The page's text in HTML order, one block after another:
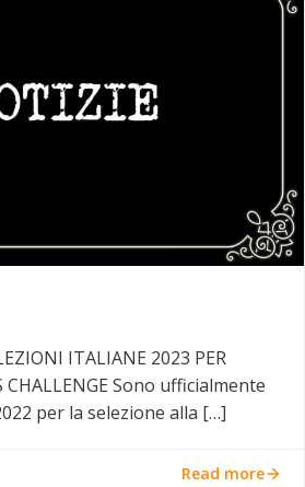
ITALIANE 2023 PER
CHALLENGE Sono ufficialmente
per la selezione alla […]
Read more